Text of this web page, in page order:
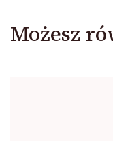
Możesz